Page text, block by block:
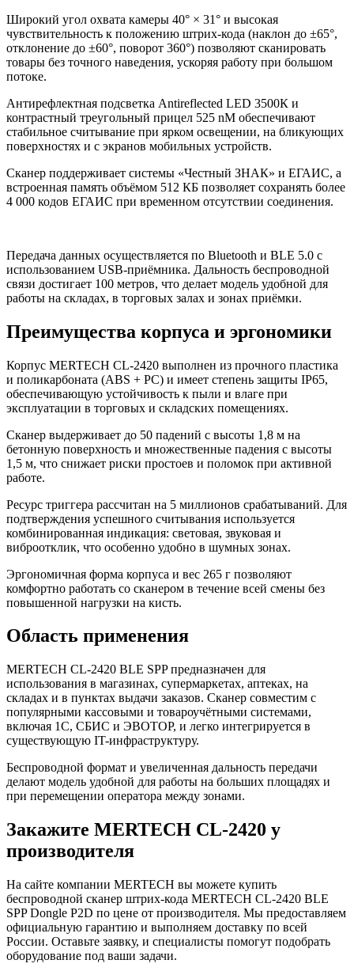
Широкий угол охвата камеры 40° × 31° и высокая
чувствительность к положению штрих-кода (наклон до ±65°,
отклонение до ±60°, поворот 360°) позволяют сканировать
товары без точного наведения, ускоряя работу при большом
потоке.
Антирефлектная подсветка Antireflected LED 3500К и
контрастный треугольный прицел 525 nM обеспечивают
стабильное считывание при ярком освещении, на бликующих
поверхностях и с экранов мобильных устройств.
Сканер поддерживает системы «Честный ЗНАК» и ЕГАИС, а
встроенная память объёмом 512 КБ позволяет сохранять более
4 000 кодов ЕГАИС при временном отсутствии соединения.
Передача данных осуществляется по Bluetooth и BLE 5.0 с
использованием USB-приёмника. Дальность беспроводной
связи достигает 100 метров, что делает модель удобной для
работы на складах, в торговых залах и зонах приёмки.
Преимущества корпуса и эргономики
Корпус MERTECH CL-2420 выполнен из прочного пластика
и поликарбоната (ABS + PC) и имеет степень защиты IP65,
обеспечивающую устойчивость к пыли и влаге при
эксплуатации в торговых и складских помещениях.
Сканер выдерживает до 50 падений с высоты 1,8 м на
бетонную поверхность и множественные падения с высоты
1,5 м, что снижает риски простоев и поломок при активной
работе.
Ресурс триггера рассчитан на 5 миллионов срабатываний. Для
подтверждения успешного считывания используется
комбинированная индикация: световая, звуковая и
виброотклик, что особенно удобно в шумных зонах.
Эргономичная форма корпуса и вес 265 г позволяют
комфортно работать со сканером в течение всей смены без
повышенной нагрузки на кисть.
Область применения
MERTECH CL-2420 BLE SPP предназначен для
использования в магазинах, супермаркетах, аптеках, на
складах и в пунктах выдачи заказов. Сканер совместим с
популярными кассовыми и товароучётными системами,
включая 1С, СБИС и ЭВОТОР, и легко интегрируется в
существующую IT-инфраструктуру.
Беспроводной формат и увеличенная дальность передачи
делают модель удобной для работы на больших площадях и
при перемещении оператора между зонами.
Закажите MERTECH CL-2420 у
производителя
На сайте компании MERTECH вы можете купить
беспроводной сканер штрих-кода MERTECH CL-2420 BLE
SPP Dongle P2D по цене от производителя. Мы предоставляем
официальную гарантию и выполняем доставку по всей
России. Оставьте заявку, и специалисты помогут подобрать
оборудование под ваши задачи.